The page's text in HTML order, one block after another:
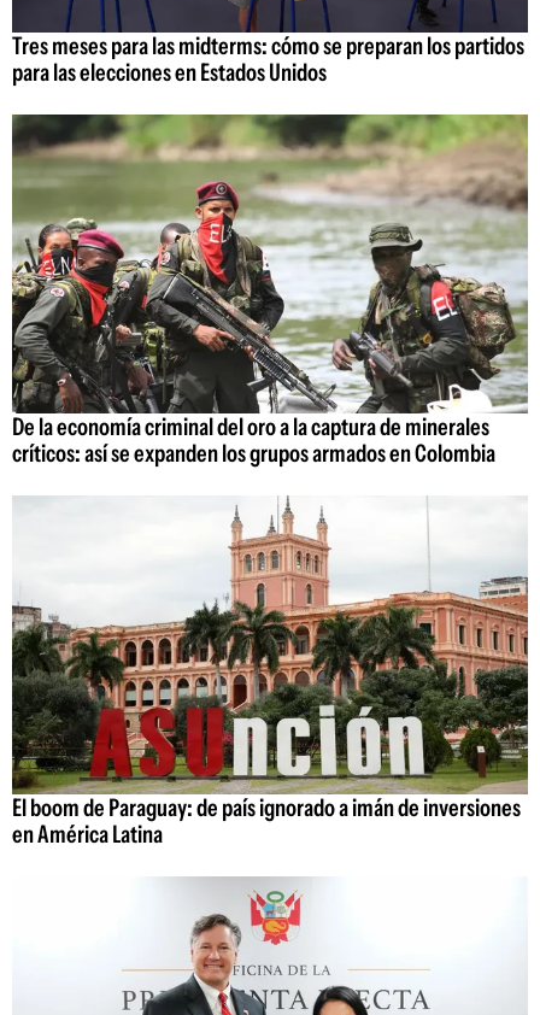
Tres meses para las midterms: cómo se preparan los partidos
para las elecciones en Estados Unidos
De la economía criminal del oro a la captura de minerales
críticos: así se expanden los grupos armados en Colombia
El boom de Paraguay: de país ignorado a imán de inversiones
en América Latina